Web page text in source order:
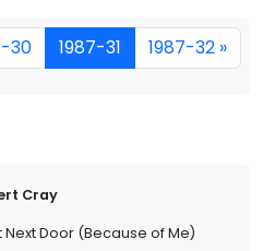
30 1987-31 1987-32 »
Cray
Next Door (Because of Me)